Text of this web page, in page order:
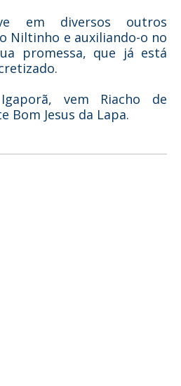
em diversos outros
Niltinho e auxiliando-o no
promessa, que já está
vem Riacho de
Bom Jesus da Lapa.